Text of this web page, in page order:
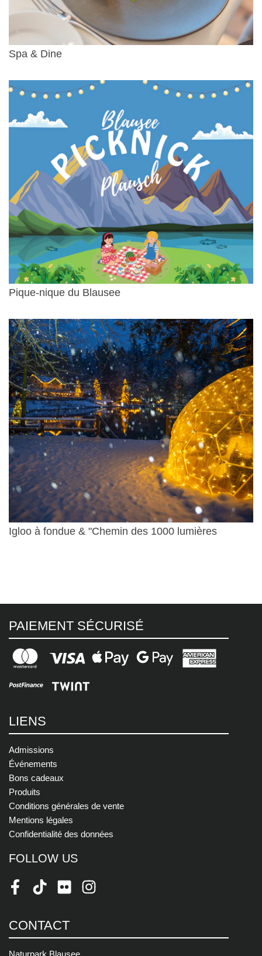
Spa & Dine
Pique-nique du Blausee
Igloo à fondue & "Chemin des 1000 lumières
PAIEMENT SÉCURISÉ
LIENS
Admissions
Événements
Bons cadeaux
Produits
Conditions générales de vente
Mentions légales
Confidentialité des données
FOLLOW US
FacebookTikTokFlickr Instagram
CONTACT